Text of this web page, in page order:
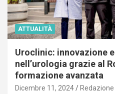
ATTUALITÀ
Uroclinic: innovazione
nell’urologia grazie al
formazione avanzata
Dicembre 11, 2024